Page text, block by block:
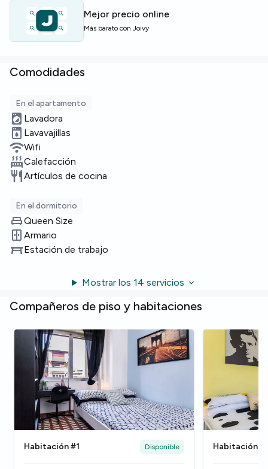
Plazas limitadas — infórmate ya.
Mejor precio online
Más barato con Joivy
Comodidades
En el apartamento
Lavadora
Lavavajillas
Wifi
Calefacción
Artículos de cocina
En el dormitorio
Queen Size
Armario
Estación de trabajo
Mostrar los 14 servicios
Compañeros de piso y habitaciones
Habitación #1 Disponible Habitación